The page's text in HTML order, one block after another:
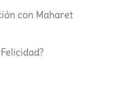
con Maharet